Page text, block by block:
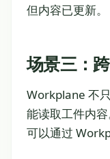
但内容已更新。
场景三：
Workplane 不
能读取工件内
可以通过